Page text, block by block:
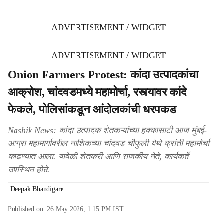
ADVERTISEMENT / WIDGET
ADVERTISEMENT / WIDGET
Onion Farmers Protest: कांदा उत्पादकांचा
आक्रोश, चांदवडमध्ये महामोर्चा, रस्त्यावर कांदे
फेकले, पोलिसांकडून आंदोलकांची धरपकड
Nashik News: कांदा उत्पादक शेतकऱ्यांच्या हक्कासाठी आज मुंबई-
आग्रा महामार्गावरील नाशिकच्या चांदवड चौफुली येथे क्रांती महामोर्चा
काढण्यात आला. यावेळी शेतकरी आणि राजकीय नेते, कार्यकर्ते
उपस्थित होते.
Deepak Bhandigare
Published on :26 May 2026, 1:15 PM IST